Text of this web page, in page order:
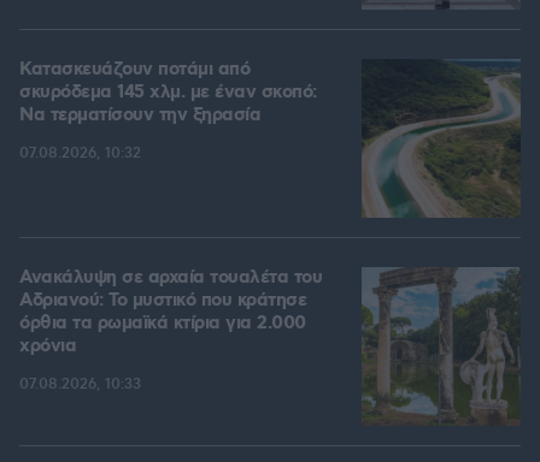
Κατασκευάζουν ποτάμι από
σκυρόδεμα 145 χλμ. με έναν σκοπό:
Να τερματίσουν την ξηρασία
07.08.2026, 10:32
Ανακάλυψη σε αρχαία τουαλέτα του
Αδριανού: Το μυστικό που κράτησε
όρθια τα ρωμαϊκά κτίρια για 2.000
χρόνια
07.08.2026, 10:33